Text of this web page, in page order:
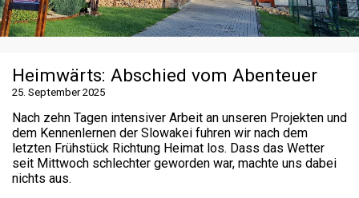
Heimwärts: Abschied vom Abenteuer
25. September 2025
Nach zehn Tagen intensiver Arbeit an unseren Projekten und
dem Kennenlernen der Slowakei fuhren wir nach dem
letzten Frühstück Richtung Heimat los. Dass das Wetter
seit Mittwoch schlechter geworden war, machte uns dabei
nichts aus.